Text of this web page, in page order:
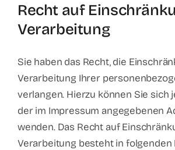
Recht auf
Verarbeitung
Sie haben das Recht, die
Verarbeitung Ihrer
verlangen. Hierzu können Sie sich
der im Impressum angegebenen
wenden. Das Recht auf
Verarbeitung besteht in folgenden